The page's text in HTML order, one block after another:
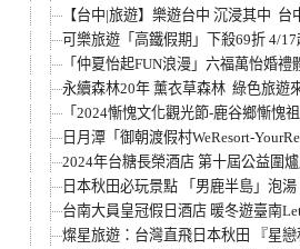
【台中|旅遊】樂遊台中 沉浸其中
可樂旅遊「高鐵假期」下殺69折 4/
「仲夏怡起FUN浪漫」六福萬怡婚
永續森林20年 薰衣草森林 綠色旅遊
「2024慚愧文化觀光節-鹿谷鄉慚愧
日月潭「御朝渡假村WeResort-
2024年台糖長榮酒店 第十屆公益圍
日本秋田必玩景點 「男鹿半島」泡
台南大員皇冠假日酒店 暖冬遊臺南
燦星旅遊：台灣直飛日本秋田 『星